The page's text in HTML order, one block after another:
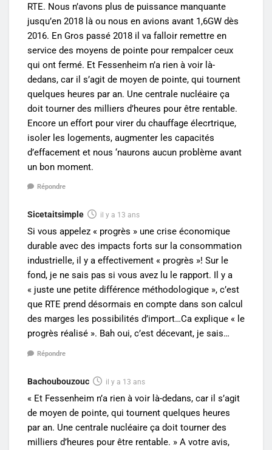
RTE. Nous n’avons plus de puissance manquante
jusqu’en 2018 là ou nous en avions avant 1,6GW dès
2016. En Gros passé 2018 il va falloir remettre en
service des moyens de pointe pour rempalcer ceux
qui ont fermé. Et Fessenheim n’a rien à voir là-
dedans, car il s’agit de moyen de pointe, qui tournent
quelques heures par an. Une centrale nucléaire ça
doit tourner des milliers d’heures pour être rentable.
Encore un effort pour virer du chauffage élecrtrique,
isoler les logements, augmenter les capacités
d’effacement et nous ‘naurons aucun problème avant
un bon moment.
Répondre
Sicetaitsimple il y a 13 ans
Si vous appelez « progrès » une crise économique
durable avec des impacts forts sur la consommation
industrielle, il y a effectivement « progrès »! Sur le
fond, je ne sais pas si vous avez lu le rapport. Il y a
« juste une petite différence méthodologique », c’est
que RTE prend désormais en compte dans son calcul
des marges les possibilités d’import…Ca explique « le
progrès réalisé ». Bah oui, c’est décevant, je sais…
Répondre
Bachoubouzouc il y a 13 ans
« Et Fessenheim n’a rien à voir là-dedans, car il s’agit
de moyen de pointe, qui tournent quelques heures
par an. Une centrale nucléaire ça doit tourner des
milliers d’heures pour être rentable. » A votre avis,